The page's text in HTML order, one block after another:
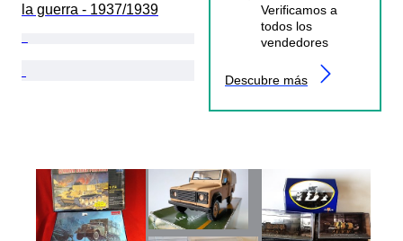
la guerra - 1937/1939
Verificamos a
todos los
vendedores
Descubre más